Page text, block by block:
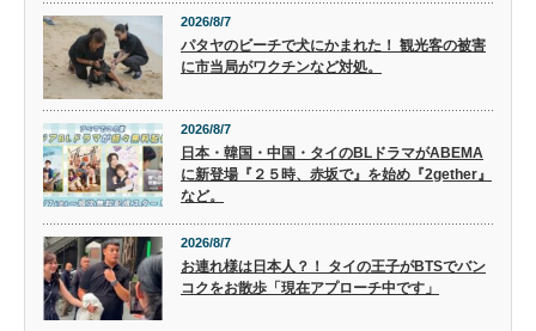
2026/8/7
パタヤのビーチで犬にかまれた！ 観光客の被害
に市当局がワクチンなど対処。
2026/8/7
日本・韓国・中国・タイのBLドラマがABEMA
に新登場『２５時、赤坂で』を始め『2gether』
など。
2026/8/7
お連れ様は日本人？！ タイの王子がBTSでバン
コクをお散歩「現在アプローチ中です」